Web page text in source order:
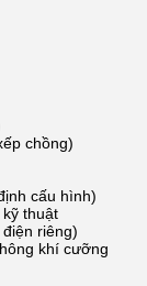
chồng)
cấu hình)
thuật
riêng)
khí cưỡng